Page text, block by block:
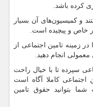
کرده باشد.
و کمیسیون‌های آن بسیار
خاص و پیچیده است.
زمینه تامین اجتماعی از
انجام دهید.
سپرده تا با خیال راحت
اجتماعی کاملا آگاه است
بتوانید حقوق تامین